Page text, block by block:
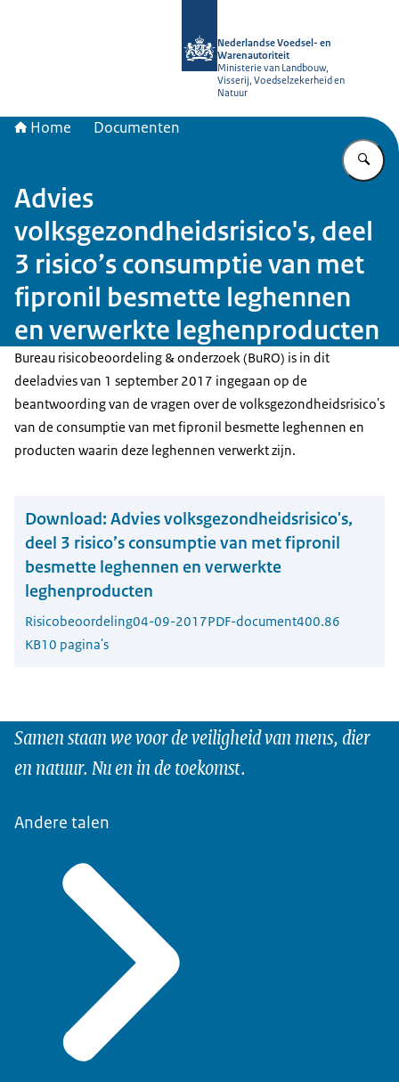
Nederlandse Voedsel- en
Warenautoriteit
Ministerie van Landbouw,
Visserij, Voedselzekerheid en
Natuur
Home Documenten
Advies
volksgezondheidsrisico's, deel
3 risico’s consumptie van met
fipronil besmette leghennen
en verwerkte leghenproducten
Bureau risicobeoordeling & onderzoek (BuRO) is in dit
deeladvies van 1 september 2017 ingegaan op de
beantwoording van de vragen over de volksgezondheidsrisico's
van de consumptie van met fipronil besmette leghennen en
producten waarin deze leghennen verwerkt zijn.
Download: Advies volksgezondheidsrisico's,
deel 3 risico’s consumptie van met fipronil
besmette leghennen en verwerkte
leghenproducten
Risicobeoordeling04-09-2017PDF-document400.86
KB10 pagina's
Samen staan we voor de veiligheid van mens, dier
en natuur. Nu en in de toekomst.
Andere talen